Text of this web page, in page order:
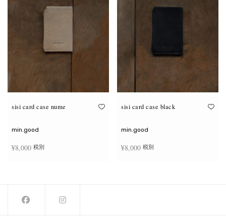
sisi card case nume
min.good
¥8,000 税別
sisi card case black
min.good
¥8,000 税別